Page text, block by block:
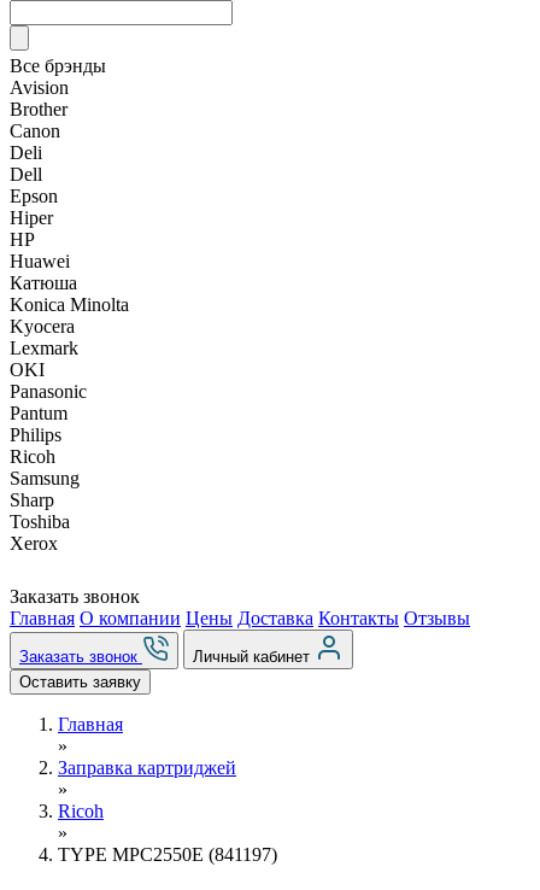
Все брэнды
Avision
Brother
Canon
Deli
Dell
Epson
Hiper
HP
Huawei
Катюша
Konica Minolta
Kyocera
Lexmark
OKI
Panasonic
Pantum
Philips
Ricoh
Samsung
Sharp
Toshiba
Xerox
Заказать звонок
Главная О компании Цены Доставка Контакты Отзывы
Заказать звонок
Личный кабинет
Оставить заявку
Главная
»
Заправка картриджей
»
Ricoh
»
TYPE MPC2550E (841197)